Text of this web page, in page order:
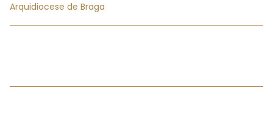
Arquidiocese de Braga